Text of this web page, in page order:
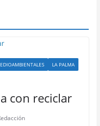
LA PALMA
con reciclar